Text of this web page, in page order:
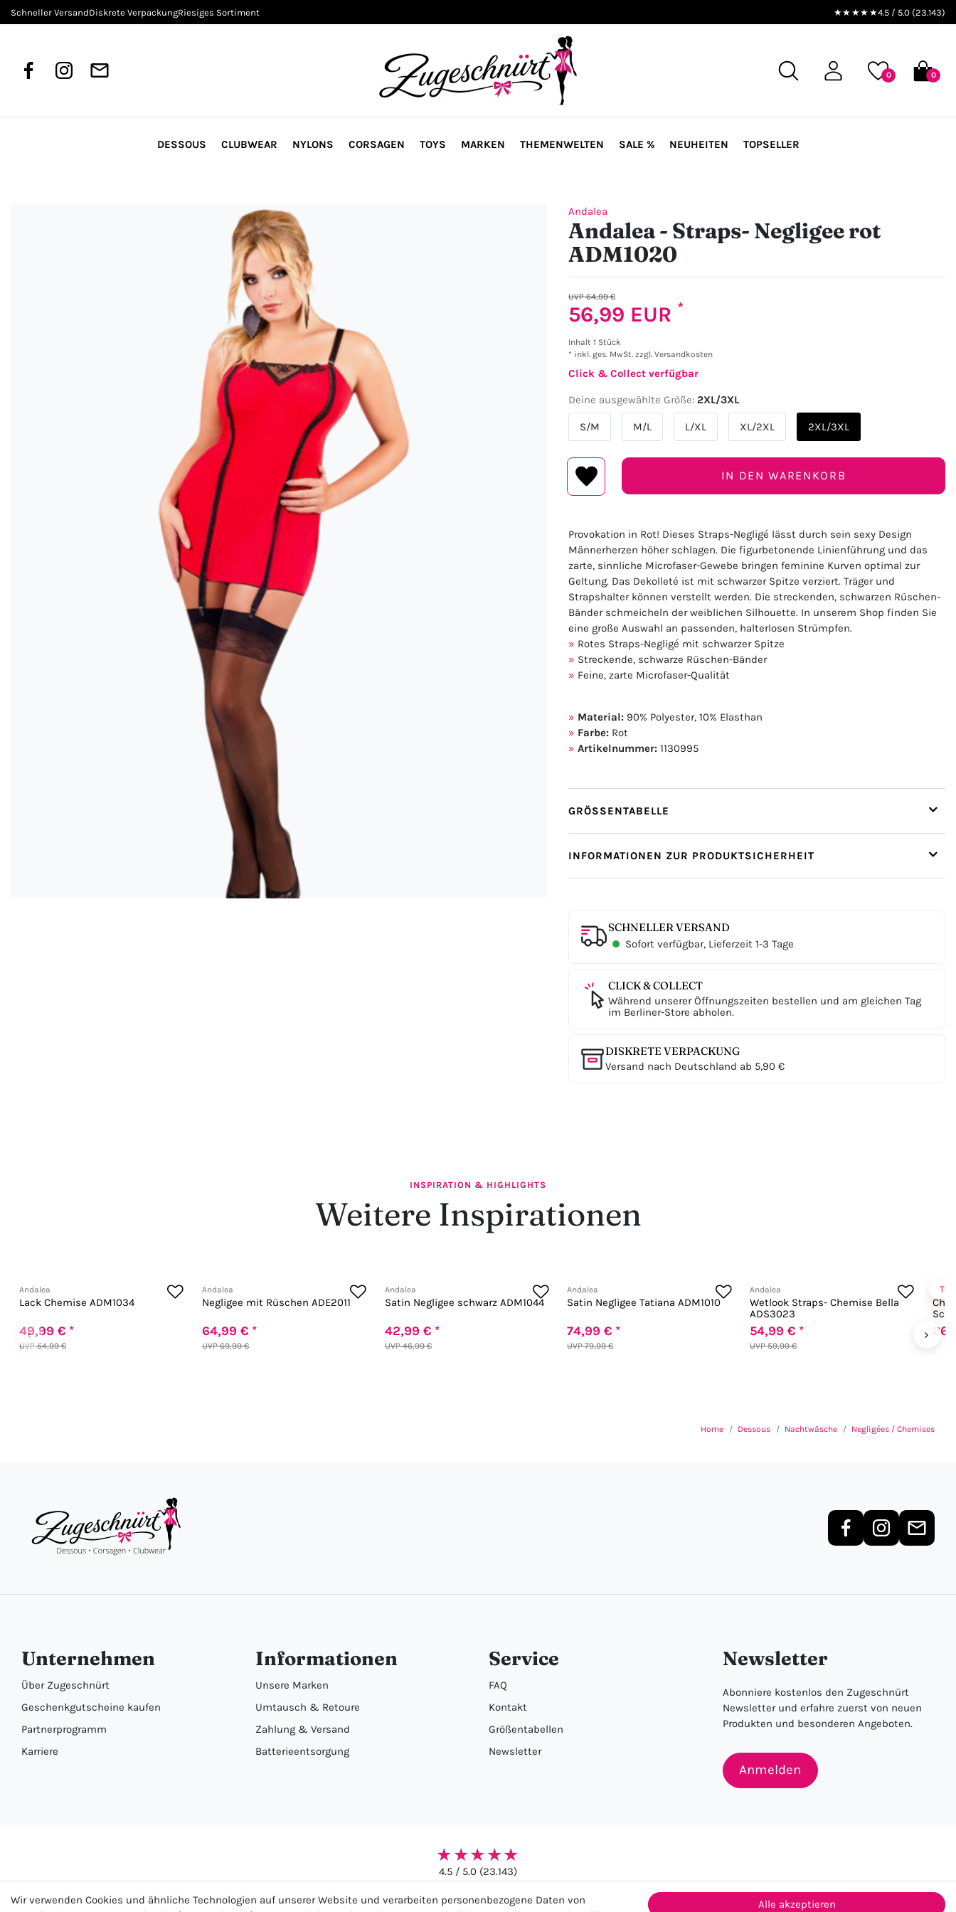
Schneller VersandDiskrete VerpackungRiesiges Sortiment ★★★★★4.5 / 5.0 (23.143)
0 0
DESSOUS CLUBWEAR NYLONS CORSAGEN TOYS MARKEN THEMENWELTEN SALE % NEUHEITEN TOPSELLER
Andalea
Andalea - Straps- Negligee rot
ADM1020
UVP 64,99 €
56,99 EUR *
Inhalt 1 Stück
* inkl. ges. MwSt. zzgl. Versandkosten
Click & Collect verfügbar
Deine ausgewählte Größe: 2XL/3XL
S/M M/L L/XL XL/2XL 2XL/3XL
IN DEN WARENKORB
Provokation in Rot! Dieses Straps-Negligé lässt durch sein sexy Design
Männerherzen höher schlagen. Die figurbetonende Linienführung und das
zarte, sinnliche Microfaser-Gewebe bringen feminine Kurven optimal zur
Geltung. Das Dekolleté ist mit schwarzer Spitze verziert. Träger und
Strapshalter können verstellt werden. Die streckenden, schwarzen Rüschen-
Bänder schmeicheln der weiblichen Silhouette. In unserem Shop finden Sie
eine große Auswahl an passenden, halterlosen Strümpfen.
Rotes Straps-Negligé mit schwarzer Spitze
Streckende, schwarze Rüschen-Bänder
Feine, zarte Microfaser-Qualität
Material: 90% Polyester, 10% Elasthan
Farbe: Rot
Artikelnummer: 1130995
GRÖSSENTABELLE
INFORMATIONEN ZUR PRODUKTSICHERHEIT
SCHNELLER VERSAND
Sofort verfügbar, Lieferzeit 1-3 Tage
CLICK & COLLECT
Während unserer Öffnungszeiten bestellen und am gleichen Tag
im Berliner-Store abholen.
DISKRETE VERPACKUNG
Versand nach Deutschland ab 5,90 €
INSPIRATION & HIGHLIGHTS
Weitere Inspirationen
‹
Andalea
Lack Chemise ADM1034
UVP 54,99 €
49,99 € *
Andalea
Negligee mit Rüschen ADE2011
UVP 69,99 €
64,99 € *
Andalea
Satin Negligee schwarz ADM1044
UVP 46,99 €
42,99 € *
Andalea
Satin Negligee Tatiana ADM1010
UVP 79,99 €
74,99 € *
Andalea
Wetlook Straps- Chemise Bella
ADS3023
UVP 59,99 €
54,99 € *
TOP
›
Home Dessous Nachtwäsche Negligées / Chemises
Unternehmen
Über Zugeschnürt
Geschenkgutscheine kaufen
Partnerprogramm
Karriere
Informationen
Unsere Marken
Umtausch & Retoure
Zahlung & Versand
Batterieentsorgung
Service
FAQ
Kontakt
Größentabellen
Newsletter
Newsletter
Abonniere kostenlos den Zugeschnürt
Newsletter und erfahre zuerst von neuen
Produkten und besonderen Angeboten.
Anmelden
★★★★★
4.5 / 5.0 (23.143)
Wir verwenden Cookies und ähnliche Technologien auf unserer Website und verarbeiten personenbezogene Daten von
Alle akzeptieren